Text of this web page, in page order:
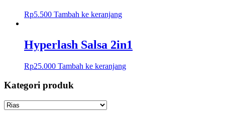
Rp5.500 Tambah ke keranjang
Hyperlash Salsa 2in1
Rp25.000 Tambah ke keranjang
Kategori produk